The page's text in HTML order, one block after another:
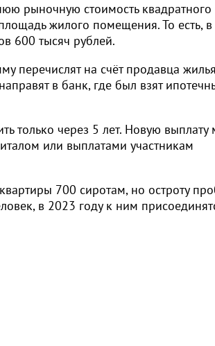
рыночную стоимость квадратного
жилого помещения. То есть, в
600 тысяч рублей.
перечислят на счёт продавца
в банк, где был взят
только через 5 лет. Новую
или выплатами участникам
700 сиротам, но остроту
в 2023 году к ним